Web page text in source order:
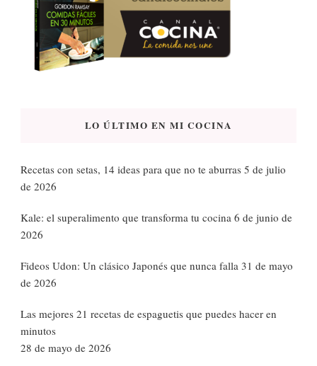
LO ÚLTIMO EN MI COCINA
Recetas con setas, 14 ideas para que no te aburras 5 de julio
de 2026
Kale: el superalimento que transforma tu cocina 6 de junio de
2026
Fideos Udon: Un clásico Japonés que nunca falla 31 de mayo
de 2026
Las mejores 21 recetas de espaguetis que puedes hacer en
minutos
28 de mayo de 2026